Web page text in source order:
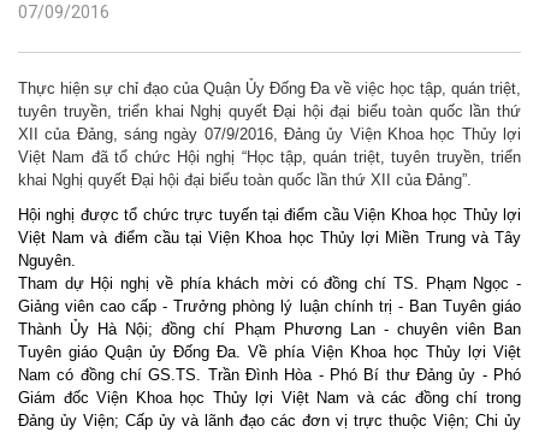
07/09/2016
Thực hiện sự chỉ đạo của Quận Ủy Đống Đa về việc học tập, quán triệt,
tuyên truyền, triển khai Nghị quyết Đại hội đại biểu toàn quốc lần thứ
XII của Đảng, sáng ngày 07/9/2016, Đảng ủy Viện Khoa học Thủy lợi
Việt Nam đã tổ chức Hội nghị “Học tập, quán triệt, tuyên truyền, triển
khai Nghị quyết Đại hội đại biểu toàn quốc lần thứ XII của Đảng”.
Hội nghị được tổ chức trực tuyến tại điểm cầu Viện Khoa học Thủy lợi
Việt Nam và điểm cầu tại Viện Khoa học Thủy lợi Miền Trung và Tây
Nguyên.
Tham dự Hội nghị về phía khách mời có đồng chí TS. Phạm Ngọc -
Giảng viên cao cấp - Trưởng phòng lý luận chính trị - Ban Tuyên giáo
Thành Ủy Hà Nội; đồng chí Phạm Phương Lan - chuyên viên Ban
Tuyên giáo Quận ủy Đống Đa. Về phía Viện Khoa học Thủy lợi Việt
Nam có đồng chí GS.TS. Trần Đình Hòa - Phó Bí thư Đảng ủy - Phó
Giám đốc Viện Khoa học Thủy lợi Việt Nam và các đồng chí trong
Đảng ủy Viện; Cấp ủy và lãnh đạo các đơn vị trực thuộc Viện; Chi ủy